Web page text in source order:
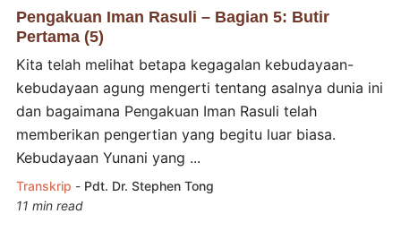
Pengakuan Iman Rasuli – Bagian 5: Butir
Pertama (5)
Kita telah melihat betapa kegagalan kebudayaan-
kebudayaan agung mengerti tentang asalnya dunia ini
dan bagaimana Pengakuan Iman Rasuli telah
memberikan pengertian yang begitu luar biasa.
Kebudayaan Yunani yang ...
Transkrip - Pdt. Dr. Stephen Tong
11 min read